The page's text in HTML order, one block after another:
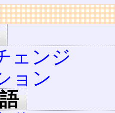
ェンジ
ョン